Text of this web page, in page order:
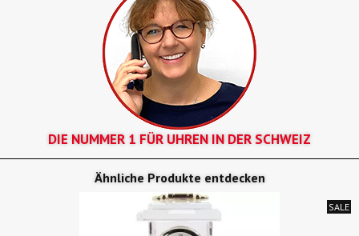
DIE NUMMER 1 FÜR UHREN IN DER SCHWEIZ
Ähnliche Produkte entdecken
SALE